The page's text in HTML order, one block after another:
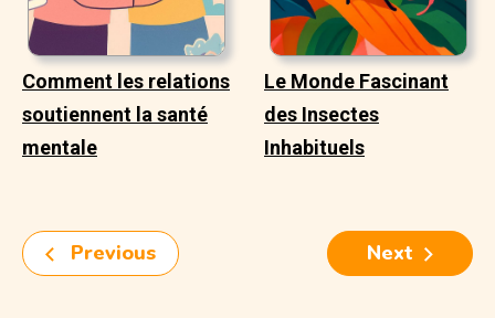
Comment les relations
soutiennent la santé
mentale
Le Monde Fascinant
des Insectes
Inhabituels
Next
Previous